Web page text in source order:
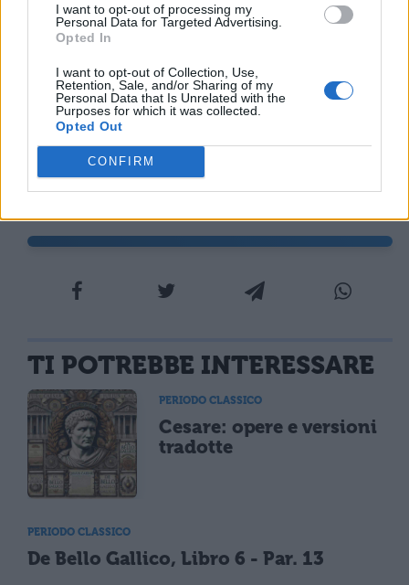
I want to opt-out of processing my
Personal Data for Targeted Advertising.
Opted In
I want to opt-out of Collection, Use,
Retention, Sale, and/or Sharing of my
Personal Data that Is Unrelated with the
Purposes for which it was collected.
Opted Out
CONFIRM
grandezza, che si chiama Baceni; questa si
estende molto all’interno e gettata come
un muro naturale blocca da
danneggiamenti ed incursioni i Cherusci
dagli Svevi e gli Svevi dai Cherusci. All’inizio
di quella selva gli Svevi avevano deciso di
aspettare l’arrivo dei Romani.
TI POTREBBE INTERESSARE
PERIODO CLASSICO
Cesare: opere e versioni
tradotte
PERIODO CLASSICO
De Bello Gallico, Libro 6 - Par. 13